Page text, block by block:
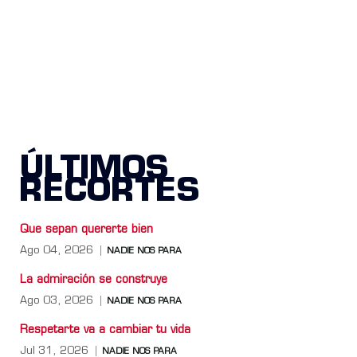
ÚLTIMOS
RECORTES
Que sepan quererte bien
Ago 04, 2026 NADIE NOS PARA
La admiración se construye
Ago 03, 2026 NADIE NOS PARA
Respetarte va a cambiar tu vida
Jul 31, 2026 NADIE NOS PARA